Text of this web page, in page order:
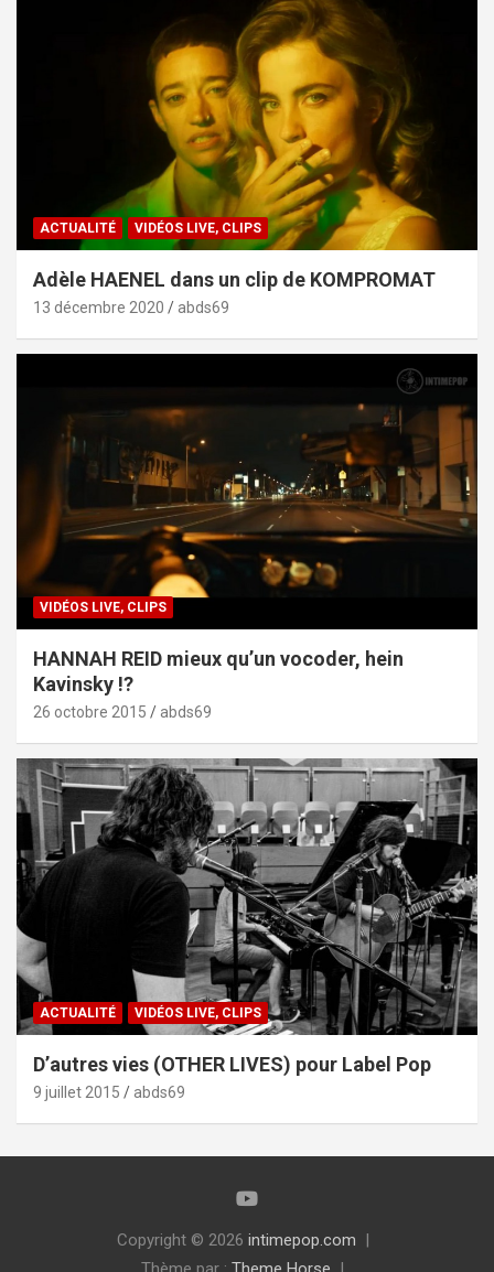
ACTUALITÉ VIDÉOS LIVE, CLIPS
Adèle HAENEL dans un clip de KOMPROMAT
13 décembre 2020 abds69
VIDÉOS LIVE, CLIPS
HANNAH REID mieux qu’un vocoder, hein
Kavinsky !?
26 octobre 2015 abds69
ACTUALITÉ VIDÉOS LIVE, CLIPS
D’autres vies (OTHER LIVES) pour Label Pop
9 juillet 2015 abds69
Copyright © 2026 intimepop.com